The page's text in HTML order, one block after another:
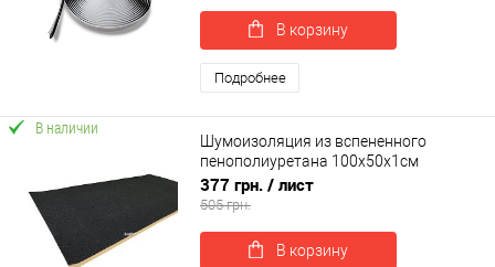
В корзину
Подробнее
В наличии
Шумоизоляция из вспененного
пенополиуретана 100х50х1см
SoundProOFF DAMPER Black 10 (sp-
0050)
377 грн. / лист
505 грн.
В корзину